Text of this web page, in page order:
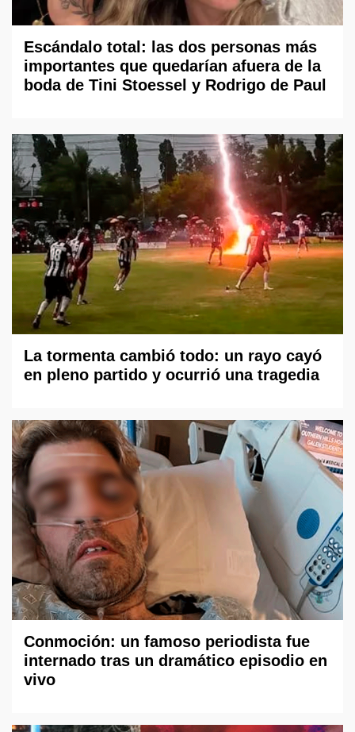
Escándalo total: las dos personas más
importantes que quedarían afuera de la
boda de Tini Stoessel y Rodrigo de Paul
La tormenta cambió todo: un rayo cayó
en pleno partido y ocurrió una tragedia
Conmoción: un famoso periodista fue
internado tras un dramático episodio en
vivo